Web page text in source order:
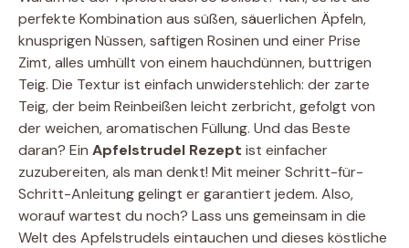
perfekte Kombination aus süßen, säuerlichen Äpfeln,
knusprigen Nüssen, saftigen Rosinen und einer Prise
Zimt, alles umhüllt von einem hauchdünnen, buttrigen
Teig. Die Textur ist einfach unwiderstehlich: der zarte
Teig, der beim Reinbeißen leicht zerbricht, gefolgt von
der weichen, aromatischen Füllung. Und das Beste
daran? Ein Apfelstrudel Rezept ist einfacher
zuzubereiten, als man denkt! Mit meiner Schritt-für-
Schritt-Anleitung gelingt er garantiert jedem. Also,
worauf wartest du noch? Lass uns gemeinsam in die
Welt des Apfelstrudels eintauchen und dieses köstliche